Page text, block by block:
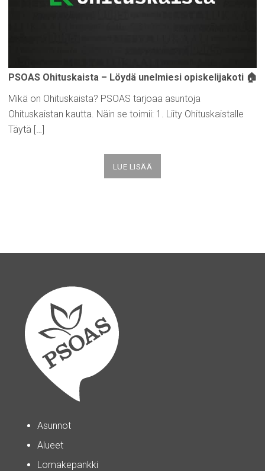
PSOAS Ohituskaista – Löydä unelmiesi opiskelijakoti 🏠
Mikä on Ohituskaista? PSOAS tarjoaa asuntoja
Ohituskaistan kautta. Näin se toimii: 1. Liity Ohituskaistalle
Täytä […]
LUE LISÄÄ
Asunnot
Alueet
Lomakepankki